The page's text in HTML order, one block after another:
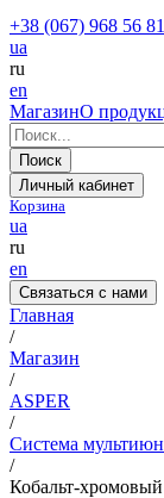
+38 (067) 968 56 81
ua
ru
en
МагазинО
Поиск
Личный кабинет
Корзина
ua
ru
en
Связаться с нами
Главная
/
Магазин
/
ASPER
/
Система
/
Кобальт-